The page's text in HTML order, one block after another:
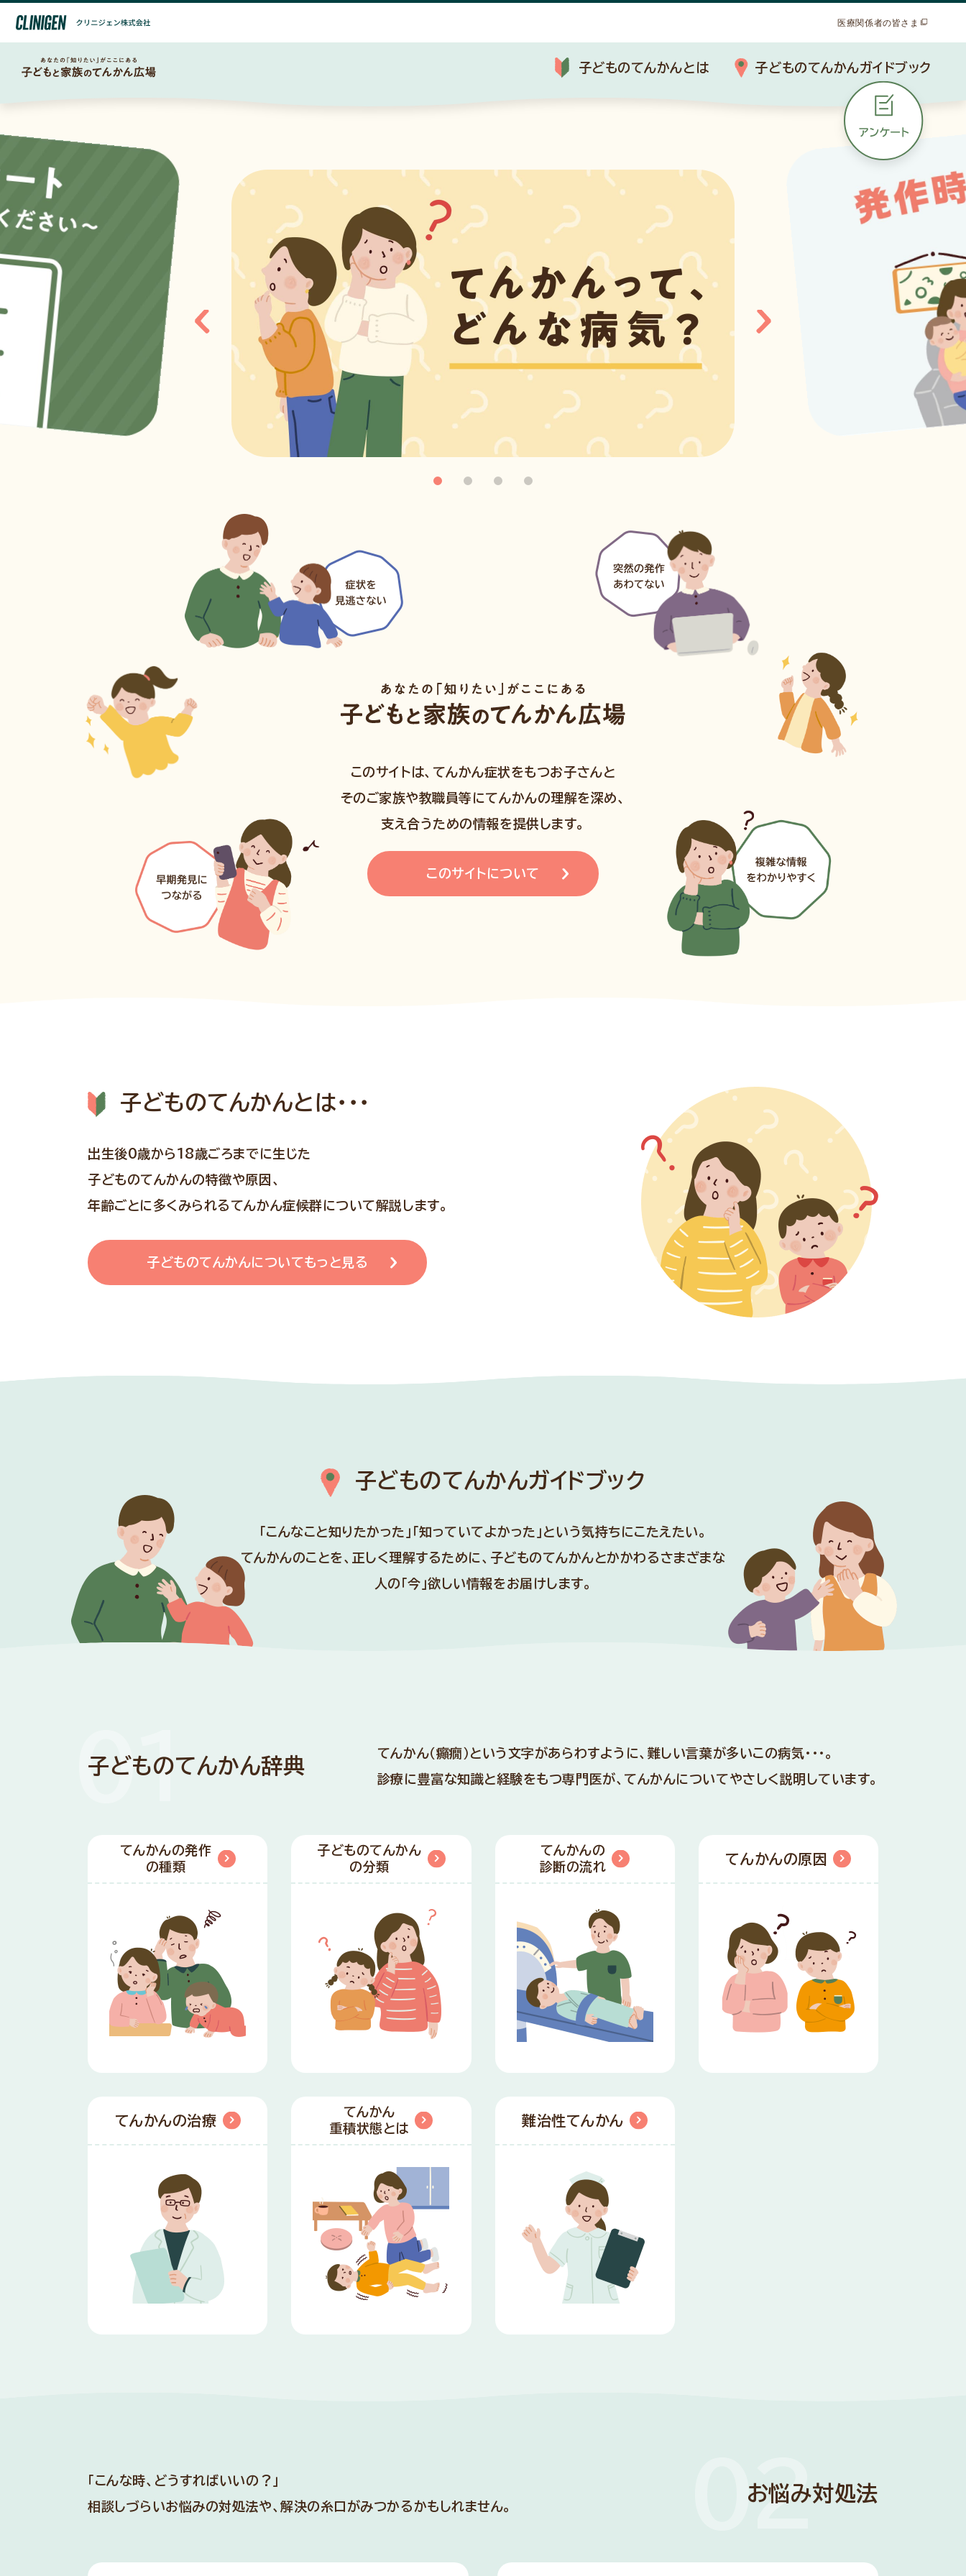
医療関係者の皆さま
子どものてんかんとは
子どもの
てんかんとは
子どものてんかんとは?
子どものてんかんガイドブック
子どものてんかん
ガイドブック
てんかんの発作の種類
子どものてんかんの分類
てんかんの診断の流れ
てんかんの原因
てんかんの治療
てんかん重積状態とは
難治性てんかん
発作時の対応について
小児科から成人科に
移ることについて
このサイトは、てんかん症状をもつお子さんと
そのご家族や教職員等にてんかんの理解を深め、
支え合うための情報を提供します。
このサイトについて
子どものてんかんとは・・・
出生後0歳から18歳ごろまでに生じた
子どものてんかんの特徴や原因、
年齢ごとに多くみられるてんかん症候群について解説します。
子どものてんかんについてもっと見る
子どものてんかんガイドブック
「こんなこと知りたかった」「知っていてよかった」という気持ちにこたえたい。
てんかんのことを、正しく理解するために、 子どものてんかんとかかわるさまざまな
人の「今」欲しい情報をお届けします。
子どものてんかん辞典
てんかん（癲癇）という文字があらわすように、 難しい言葉が多いこの病気・・・。
診療に豊富な知識と経験をもつ専門医が、 てんかんについてやさしく説明しています。
てんかんの発作
の種類
子どものてんかん
の分類
てんかんの
診断の流れ
てんかんの原因
てんかんの治療
てんかん
重積状態とは
難治性てんかん
お悩み対処法
「こんな時、どうすればいいの？」
相談しづらいお悩みの対処法や、解決の糸口がみつかるかもしれません。